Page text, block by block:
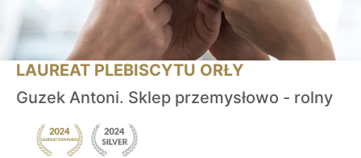
LAUREAT PLEBISCYTU ORŁY
Guzek Antoni. Sklep przemysłowo - rolny